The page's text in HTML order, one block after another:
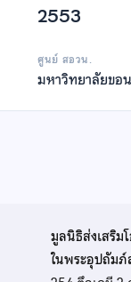
2553
ศูนย์ สอวน.
มหาวิทยาลัยขอ
มูลนิธิส่งเสริม
ในพระอุปถัมภ์